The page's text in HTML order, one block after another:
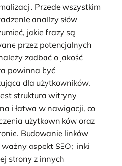
Przede wszystkim
analizy słów
jakie frazy są
przez potencjalnych
zadbać o jakość
powinna być
dla użytkowników.
struktura witryny –
i łatwa w nawigacji, co
użytkowników oraz
Budowanie linków
aspekt SEO; linki
strony z innych